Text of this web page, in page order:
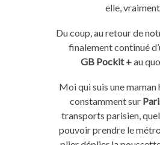
elle,
Du coup, au retour de
finalement continué
GB Pockit+au
Moi qui suis unemaman
constamment sur
transports parisien,
pouvoir prendre le